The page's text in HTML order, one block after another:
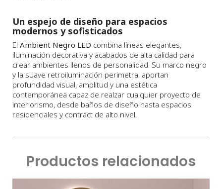
Un espejo de diseño para espacios
modernos y sofisticados
El Ambient Negro LED combina líneas elegantes,
iluminación decorativa y acabados de alta calidad para
crear ambientes llenos de personalidad. Su marco negro
y la suave retroiluminación perimetral aportan
profundidad visual, amplitud y una estética
contemporánea capaz de realzar cualquier proyecto de
interiorismo, desde baños de diseño hasta espacios
residenciales y contract de alto nivel.
Productos relacionados